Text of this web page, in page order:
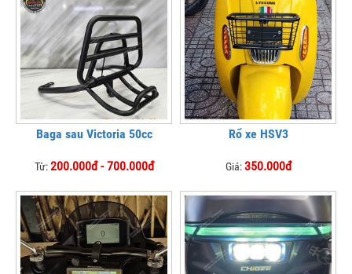
Baga sau Victoria 50cc
Từ:200.000đ - 700.000đ
Rổ xe HSV3
Giá:350.000đ